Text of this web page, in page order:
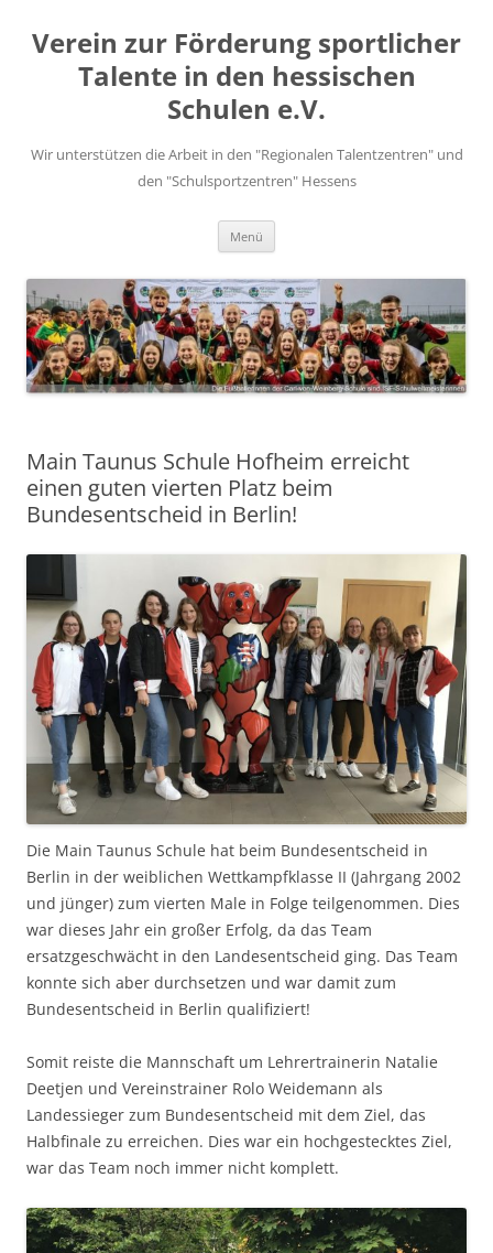
springen
Verein zur Förderung sportlicher
Talente in den hessischen
Schulen e.V.
Wir unterstützen die Arbeit in den "Regionalen Talentzentren" und
den "Schulsportzentren" Hessens
Menü
Main Taunus Schule Hofheim erreicht
einen guten vierten Platz beim
Bundesentscheid in Berlin!
Die Main Taunus Schule hat beim Bundesentscheid in
Berlin in der weiblichen Wettkampfklasse II (Jahrgang 2002
und jünger) zum vierten Male in Folge teilgenommen. Dies
war dieses Jahr ein großer Erfolg, da das Team
ersatzgeschwächt in den Landesentscheid ging. Das Team
konnte sich aber durchsetzen und war damit zum
Bundesentscheid in Berlin qualifiziert!
Somit reiste die Mannschaft um Lehrertrainerin Natalie
Deetjen und Vereinstrainer Rolo Weidemann als
Landessieger zum Bundesentscheid mit dem Ziel, das
Halbfinale zu erreichen. Dies war ein hochgestecktes Ziel,
war das Team noch immer nicht komplett.